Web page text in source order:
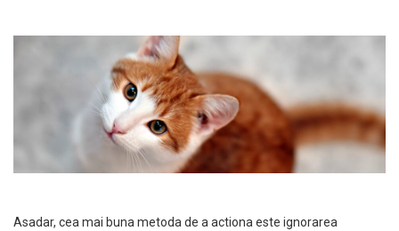
Asadar, cea mai buna metoda de a actiona este ignorarea